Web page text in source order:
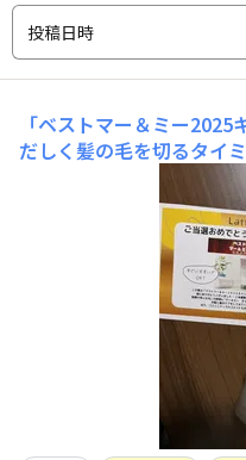
投稿日時
「ベストマー＆ミー2025
だしく髪の毛を切るタイ
になっています。 ラッテ
使わせていただいてます
ずなので時短にもなり忙
の度は誠にありがとうご